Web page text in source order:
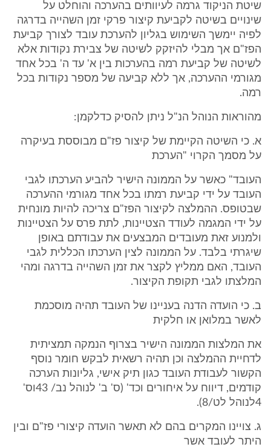
שיטת הניקוד גרמה לעיוותים בהערכה והוחלט על
שינויים בשיטה לקביעת קיצור פרקי זמן השהייה בדרגה
לפיה יימשך השימוש בגליון להערכת עובד לצורך קביעת
הפז"ם אך מבלי להיזקק לשיטה של צבירת נקודות אלא
לשיטה של קביעת רמה בהערכות בין א' עד ה' בכל אחד
מגורמי ההערכה, אך ללא קביעה של מספר נקודות בכל
רמה.
מהוראות הנוהל הנ"ל ניתן להסיק כדלקמן:
א. כי השיטה הקיימת של קיצור פז"ם מבוססת בעיקרה
על מסמך הקרוי "הערכת
העובד" כאשר על הממונה הישיר להביע הערכתו לגבי
העובד על ידי קביעת רמתו בכל אחד מגורמי ההערכה
שבטופס. ההמלצה לקיצור הפז"ם צריכה להיות מונחית
על ידי המגמה לעודד הצטיינות, לתת פרס על הצטיינות
ולמנוע זאת מעובדים המבצעים את עבודתם באופן
שיגרתי בלבד. על הממונה לצין הערכתו הכללית לגבי
העובד, האם ממליץ לקצר את זמן השהייה בדרגה ומהי
המלצתו לגבי תקופת הקיצור.
ב. כי הועדה הדנה בעניינו של העובד תהיה מוסכמת
לאשר במלואן או חלקית
את המלצות הממונה הישיר בצרוף הנמקה תמציתית
לדחיית ההמלצה וכן תהיה רשאית לבקש חומר נוסף
הקשור לעבודת העובד כגון תיק אישי, גליונות הערכה
קודמים, דיווח על איחורים וכד' (ס' ב' לנוהל נב/ 43וס'
4לנוהל לט/8).
ג. צויינו המקרים בהם לא תאשר הועדה קיצורי פז"ם ובין
היתר לעובד אשר